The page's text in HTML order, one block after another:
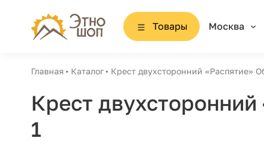
Товары Москва
Главная Каталог Крест двухсторонний «Распятие»
Крест
1